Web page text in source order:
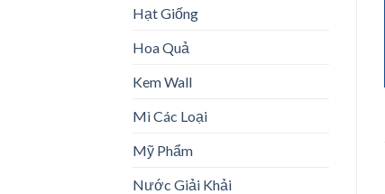
Hạt Giống
Hoa Quả
Kem Wall
Mì Các Loại
Mỹ Phẩm
Nước Giải Khải